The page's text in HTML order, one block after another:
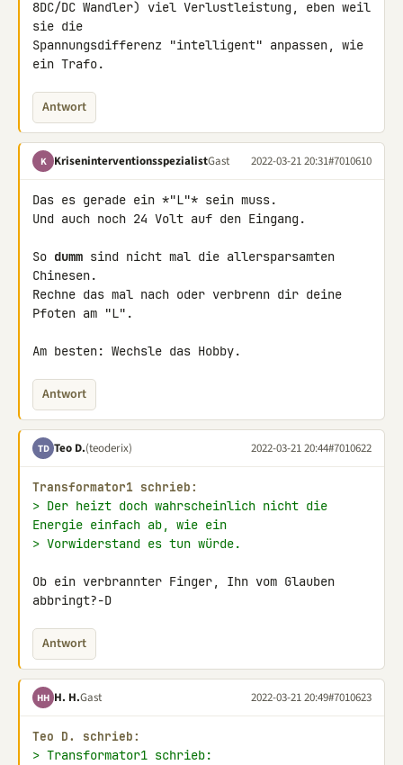
8DC/DC Wandler) viel Verlustleistung, eben weil
sie die
Spannungsdifferenz "intelligent" anpassen, wie
ein Trafo.
Antwort
K KriseninterventionsspezialistGast 2022-03-21 20:31#7010610
Das es gerade ein *"L"* sein muss.
Und auch noch 24 Volt auf den Eingang.
So dumm sind nicht mal die allersparsamten
Chinesen.
Rechne das mal nach oder verbrenn dir deine
Pfoten am "L".
Am besten: Wechsle das Hobby.
Antwort
TD Teo D.(teoderix) 2022-03-21 20:44#7010622
Transformator1 schrieb:
> Der heizt doch wahrscheinlich nicht die
Energie einfach ab, wie ein
> Vorwiderstand es tun würde.
Ob ein verbrannter Finger, Ihn vom Glauben
abbringt?-D
Antwort
HH H. H.Gast 2022-03-21 20:49#7010623
Teo D. schrieb:
> Transformator1 schrieb: